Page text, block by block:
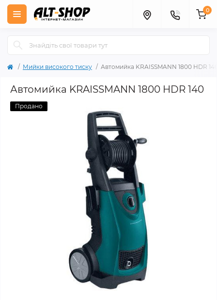
0
Мийки високого тиску Автомийка KRAISSMANN 1800 HDR
Автомийка KRAISSMANN 1800 HDR 140
Продано